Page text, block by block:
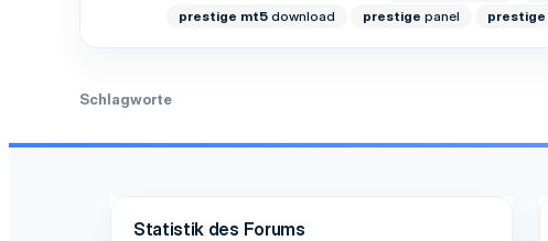
prestige mt5 download prestige panel prestige
Schlagworte
Statistik des Forums